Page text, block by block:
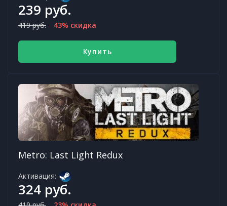
239 руб.
419 руб. 43% скидка
Купить
Metro: Last Light Redux
Активация:
324 руб.